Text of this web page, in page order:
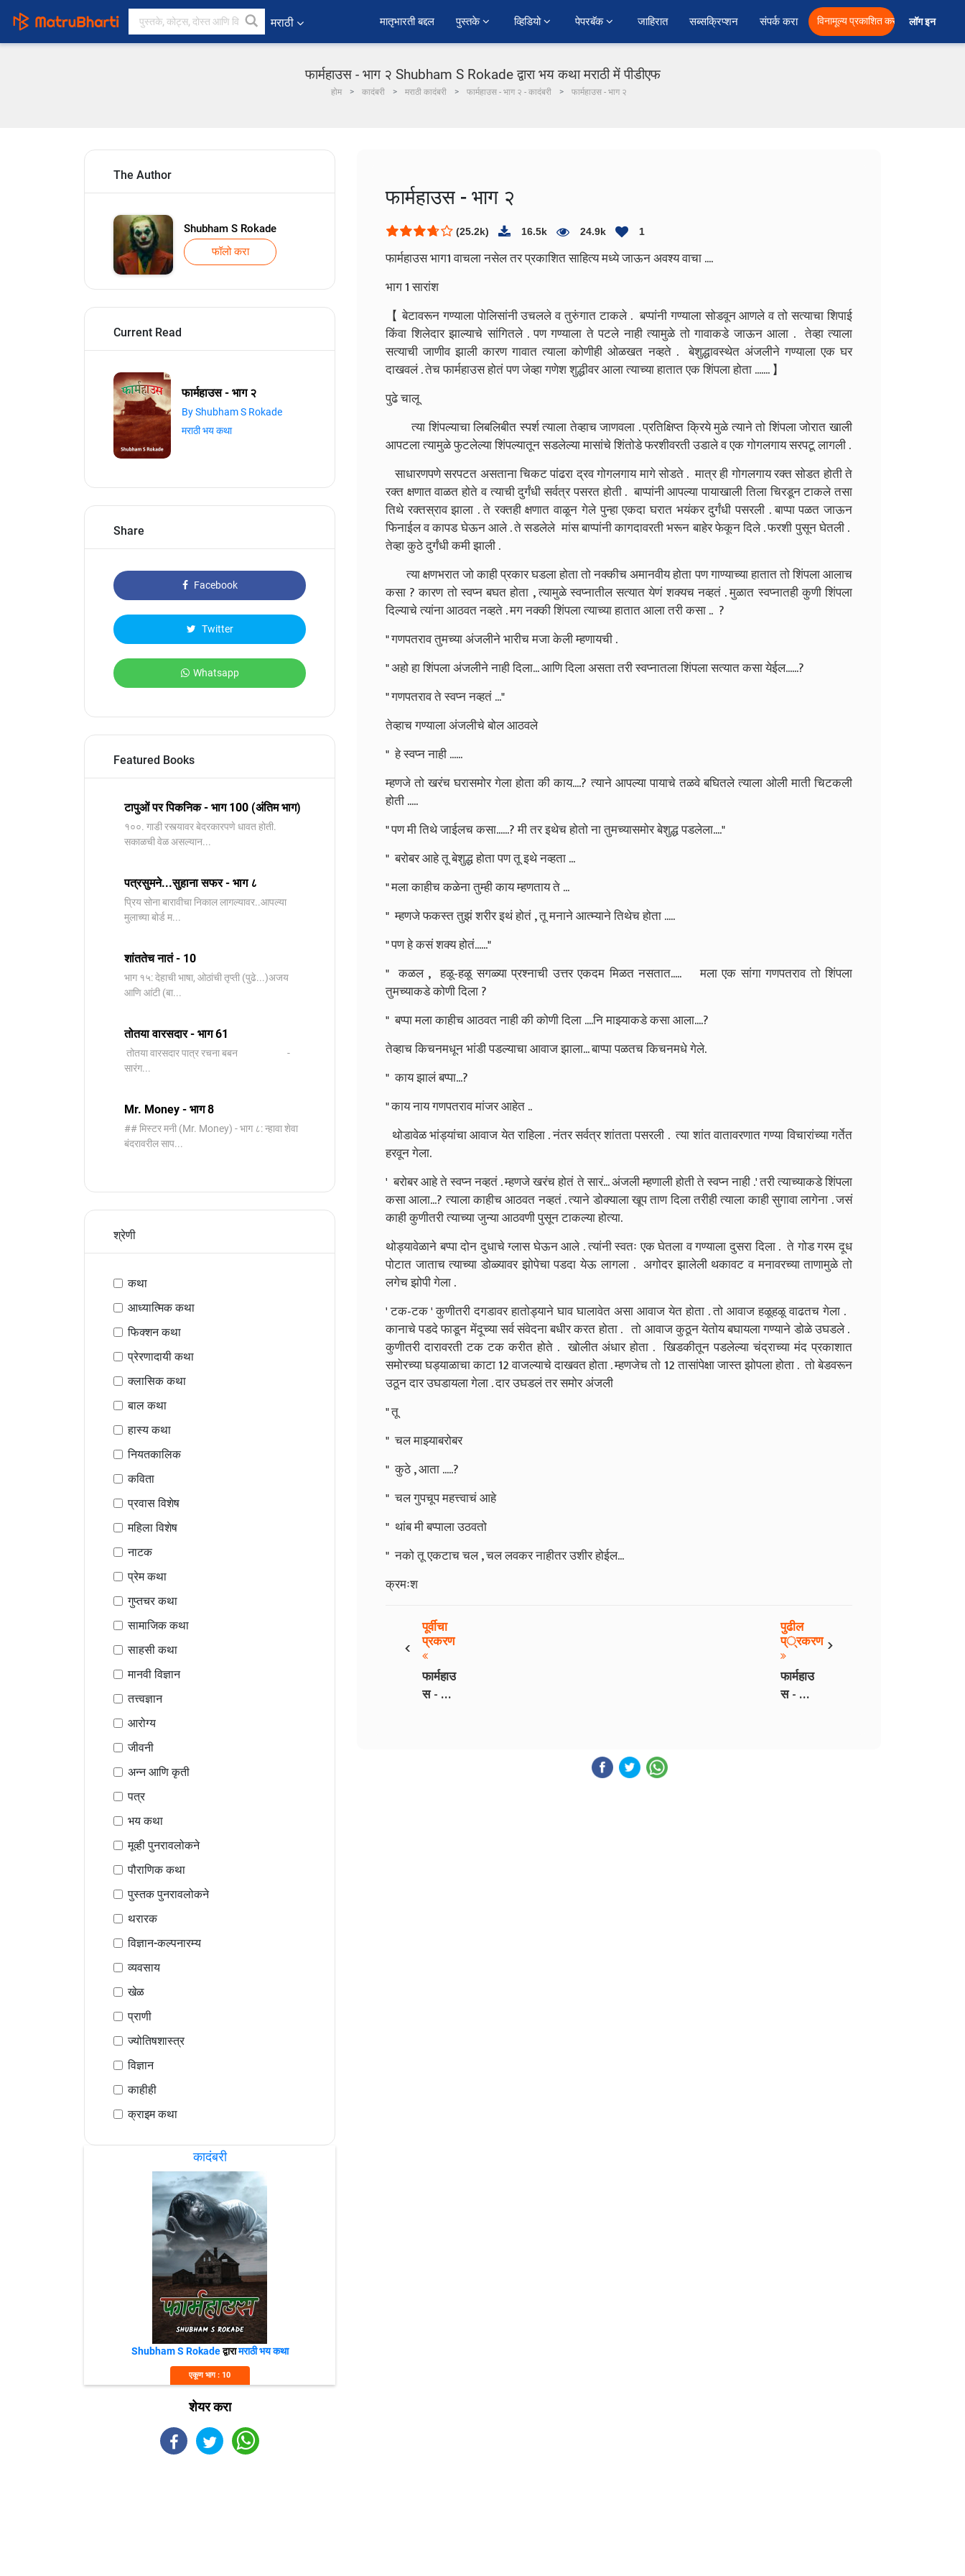
मराठी ﻿मातृभारती बद्दल पुस्तके व्हिडियो पेपरबॅक जाहिरात सब्सक्रिप्शन संपर्क करा विनामूल्य प्रकाशित करा लॉग इन
फार्महाउस - भाग २ Shubham S Rokade द्वारा भय कथा मराठी में पीडीएफ
होम कादंबरी मराठी कादंबरी फार्महाउस - भाग २ - कादंबरी फार्महाउस - भाग २
The Author
Shubham S Rokade
फॉलो करा
Current Read
फार्महाउस - भाग २
By Shubham S Rokade
मराठी भय कथा
Share
Facebook
Twitter
Whatsapp
Featured Books
टापुओं पर पिकनिक - भाग 100 (अंतिम भाग)
१००. गाडी रस्त्यावर बेदरकारपणे धावत होती.
सकाळची वेळ असल्यान...
पत्रसुमने...सुहाना सफर - भाग ८
प्रिय सोना बारावीचा निकाल लागल्यावर..आपल्या
मुलाच्या बोर्ड म...
शांततेच नातं - 10
भाग १५: देहाची भाषा, ओठांची तृप्ती (पुढे...)अजय
आणि आंटी (बा...
तोतया वारसदार - भाग 61
तोतया वारसदार पात्र रचना बबन -
सारंग...
Mr. Money - भाग 8
## मिस्टर मनी (Mr. Money) - भाग ८: न्हावा शेवा
बंदरावरील साप...
श्रेणी
कथा
आध्यात्मिक कथा
फिक्शन कथा
प्रेरणादायी कथा
क्लासिक कथा
बाल कथा
हास्य कथा
नियतकालिक
कविता
प्रवास विशेष
महिला विशेष
नाटक
प्रेम कथा
गुप्तचर कथा
सामाजिक कथा
साहसी कथा
मानवी विज्ञान
तत्त्वज्ञान
आरोग्य
जीवनी
अन्न आणि कृती
पत्र
भय कथा
मूव्ही पुनरावलोकने
पौराणिक कथा
पुस्तक पुनरावलोकने
थरारक
विज्ञान-कल्पनारम्य
व्यवसाय
खेळ
प्राणी
ज्योतिषशास्त्र
विज्ञान
काहीही
क्राइम कथा
कादंबरी
Shubham S Rokadeद्वारामराठी भय कथा
एकूण भाग : 10
शेयर करा
फार्महाउस - भाग २
(25.2k) 16.5k 24.9k 1
फार्महाउस भाग1 वाचला नसेल तर प्रकाशित साहित्य मध्ये जाऊन अवश्य वाचा ....
भाग 1 सारांश
【 बेटावरून गण्याला पोलिसांनी उचलले व तुरुंगात टाकले . बप्पांनी गण्याला सोडवून आणले व तो सत्याचा शिपाई
किंवा शिलेदार झाल्याचे सांगितले . पण गण्याला ते पटले नाही त्यामुळे तो गावाकडे जाऊन आला . तेव्हा त्याला
सत्याची जाणीव झाली कारण गावात त्याला कोणीही ओळखत नव्हते . बेशुद्धावस्थेत अंजलीने गण्याला एक घर
दाखवलं . तेच फार्महाउस होतं पण जेव्हा गणेश शुद्धीवर आला त्याच्या हातात एक शिंपला होता ....... 】
पुढे चालू
त्या शिंपल्याचा लिबलिबीत स्पर्श त्याला तेव्हाच जाणवला . प्रतिक्षिप्त क्रिये मुळे त्याने तो शिंपला जोरात खाली
आपटला त्यामुळे फुटलेल्या शिंपल्यातून सडलेल्या मासांचे शिंतोडे फरशीवरती उडाले व एक गोगलगाय सरपटू लागली .
साधारणपणे सरपटत असताना चिकट पांढरा द्रव गोगलगाय मागे सोडते . मात्र ही गोगलगाय रक्त सोडत होती ते
रक्त क्षणात वाळत होते व त्याची दुर्गंधी सर्वत्र पसरत होती . बाप्पांनी आपल्या पायाखाली तिला चिरडून टाकले तसा
तिथे रक्तस्राव झाला . ते रक्तही क्षणात वाळून गेले पुन्हा एकदा घरात भयंकर दुर्गंधी पसरली . बाप्पा पळत जाऊन
फिनाईल व कापड घेऊन आले . ते सडलेले मांस बाप्पांनी कागदावरती भरून बाहेर फेकून दिले . फरशी पुसून घेतली .
तेव्हा कुठे दुर्गंधी कमी झाली .
त्या क्षणभरात जो काही प्रकार घडला होता तो नक्कीच अमानवीय होता पण गाण्याच्या हातात तो शिंपला आलाच
कसा ? कारण तो स्वप्न बघत होता , त्यामुळे स्वप्नातील सत्यात येणं शक्यच नव्हतं . मुळात स्वप्नातही कुणी शिंपला
दिल्याचे त्यांना आठवत नव्हते . मग नक्की शिंपला त्याच्या हातात आला तरी कसा .. ?
" गणपतराव तुमच्या अंजलीने भारीच मजा केली म्हणायची .
" अहो हा शिंपला अंजलीने नाही दिला...आणि दिला असता तरी स्वप्नातला शिंपलासत्यात कसा येईल......?
" गणपतराव ते स्वप्न नव्हतं ..."
तेव्हाच गण्याला अंजलीचे बोल आठवले
" हे स्वप्न नाही ......
म्हणजे तो खरंच घरासमोर गेला होता की काय....? त्याने आपल्या पायाचे तळवे बघितले त्याला ओली माती चिटकली
होती .....
" पण मी तिथे जाईलच कसा......? मी तर इथेच होतो ना तुमच्यासमोर बेशुद्ध पडलेला...."
" बरोबर आहे तू बेशुद्ध होता पण तू इथे नव्हता ...
" मला काहीच कळेना तुम्ही काय म्हणताय ते ...
" म्हणजे फकस्त तुझं शरीर इथं होतं , तू मनाने आत्म्याने तिथेच होता .....
" पण हे कसं शक्य होतं......"
" कळल , हळू-हळू सगळ्या प्रश्नाची उत्तर एकदम मिळत नसतात..... मला एक सांगा गणपतराव तो शिंपला
तुमच्याकडे कोणी दिला ?
" बप्पा मला काहीच आठवत नाही की कोणी दिला ....नि माझ्याकडे कसा आला....?
तेव्हाच किचनमधून भांडी पडल्याचा आवाज झाला...बाप्पा पळतच किचनमधे गेले.
" काय झालं बप्पा...?
" काय नाय गणपतराव मांजर आहेत ..
थोडावेळ भांड्यांचा आवाज येत राहिला . नंतर सर्वत्र शांतता पसरली . त्या शांत वातावरणात गण्या विचारांच्या गर्तेत
हरवून गेला.
' बरोबर आहे ते स्वप्न नव्हतं . म्हणजे खरंच होतं ते सारं... अंजली म्हणाली होती ते स्वप्न नाही .' तरी त्याच्याकडे शिंपला
कसा आला...? त्याला काहीच आठवत नव्हतं . त्याने डोक्याला खूप ताण दिला तरीही त्याला काही सुगावा लागेना . जसं
काही कुणीतरी त्याच्या जुन्या आठवणी पुसून टाकल्या होत्या.
थोड्यावेळाने बप्पा दोन दुधाचे ग्लास घेऊन आले . त्यांनी स्वतः एक घेतला व गण्याला दुसरा दिला . ते गोड गरम दूध
पोटात जाताच त्याच्या डोळ्यावर झोपेचा पडदा येऊ लागला . अगोदर झालेली थकावट व मनावरच्या ताणामुळे तो
लगेच झोपी गेला .
' टक-टक ' कुणीतरी दगडावर हातोड्याने घाव घालावेत असा आवाज येत होता . तो आवाज हळूहळू वाढतच गेला .
कानाचे पडदे फाडून मेंदूच्या सर्व संवेदना बधीर करत होता . तो आवाज कुठून येतोय बघायला गण्याने डोळे उघडले .
कुणीतरी दारावरती टक टक करीत होते . खोलीत अंधार होता . खिडकीतून पडलेल्या चंद्राच्या मंद प्रकाशात
समोरच्या घड्याळाचा काटा 12 वाजल्याचे दाखवत होता . म्हणजेच तो 12 तासांपेक्षा जास्त झोपला होता . तो बेडवरून
उठून दार उघडायला गेला . दार उघडलं तर समोर अंजली
" तू
" चल माझ्याबरोबर
" कुठे , आता .....?
" चल गुपचूप महत्त्वाचं आहे
" थांब मी बप्पाला उठवतो
" नको तू एकटाच चल , चल लवकर नाहीतर उशीर होईल...
क्रमःश
‹
पूर्वीचा
प्रकरण
फार्महाउ
स - भाग
›
पुढील
प्रकरण
फार्महाउ
स - भाग